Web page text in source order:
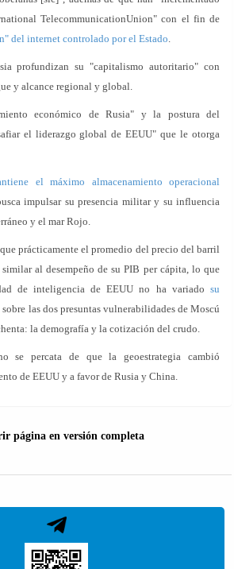
TelecommunicationUnion" con el fin de
del internet controlado por el Estado.
profundizan su "capitalismo autoritario" con
y alcance regional y global.
económico de Rusia" y la postura del
el liderazgo global de EEUU" que le otorga
el máximo almacenamiento operacional
impulsar su presencia militar y su influencia
y el mar Rojo.
prácticamente el promedio del precio del barril
al desempeño de su PIB per cápita, lo que
de inteligencia de EEUU no ha variado su
sobre las dos presuntas vulnerabilidades de Moscú
la demografía y la cotización del crudo.
se percata de que la geoestrategia cambió
de EEUU y a favor de Rusia y China.
página en versión completa